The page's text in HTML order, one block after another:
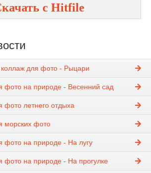
с Hitfile
коллаж для фото - Рыцари
фото на природе - Весенний сад
фото летнего отдыха
морских фото
фото на природе - На лугу
фото на природе - На прогулке